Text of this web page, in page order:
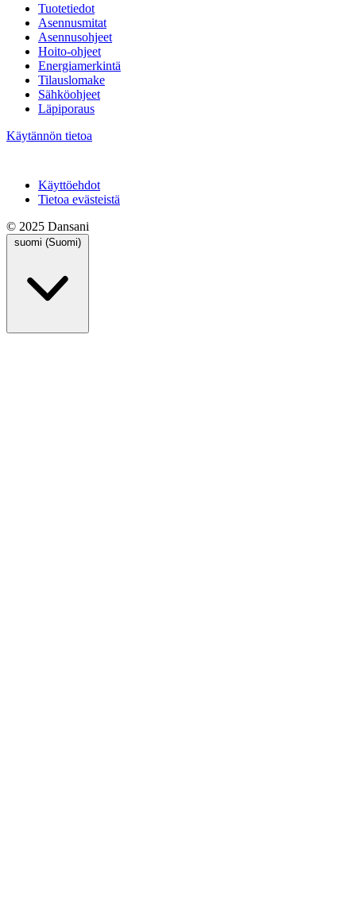
Tuotetiedot
Asennusmitat
Asennusohjeet
Hoito-ohjeet
Energiamerkintä
Tilauslomake
Sähköohjeet
Läpiporaus
Käytännön tietoa
Käyttöehdot
Tietoa evästeistä
© 2025 Dansani
suomi (Suomi)